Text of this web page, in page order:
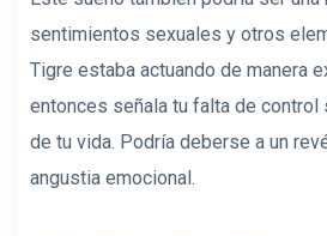
sentimientos sexuales y otros
Tigre estaba actuando de manera
entonces señala tu falta de control
de tu vida. Podría deberse a un
angustia emocional.